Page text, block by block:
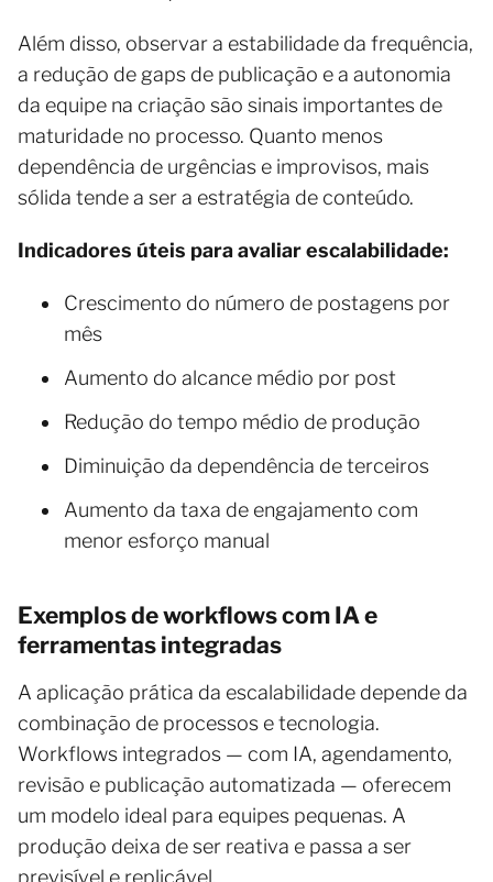
Além disso, observar a estabilidade da frequência,
a redução de gaps de publicação e a autonomia
da equipe na criação são sinais importantes de
maturidade no processo. Quanto menos
dependência de urgências e improvisos, mais
sólida tende a ser a estratégia de conteúdo.
Indicadores úteis para avaliar escalabilidade:
Crescimento do número de postagens por
mês
Aumento do alcance médio por post
Redução do tempo médio de produção
Diminuição da dependência de terceiros
Aumento da taxa de engajamento com
menor esforço manual
Exemplos de workflows com IA e
ferramentas integradas
A aplicação prática da escalabilidade depende da
combinação de processos e tecnologia.
Workflows integrados — com IA, agendamento,
revisão e publicação automatizada — oferecem
um modelo ideal para equipes pequenas. A
produção deixa de ser reativa e passa a ser
previsível e replicável.